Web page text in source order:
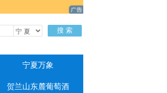
搜 索
宁夏万象
贺兰山东麓葡萄酒